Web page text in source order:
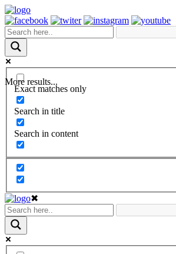
More results...
Exact matches only
Search in title
Search in content
✖